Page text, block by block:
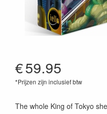
€59.95
*Prijzen zijn inclusief btw
The whole King of Tokyo